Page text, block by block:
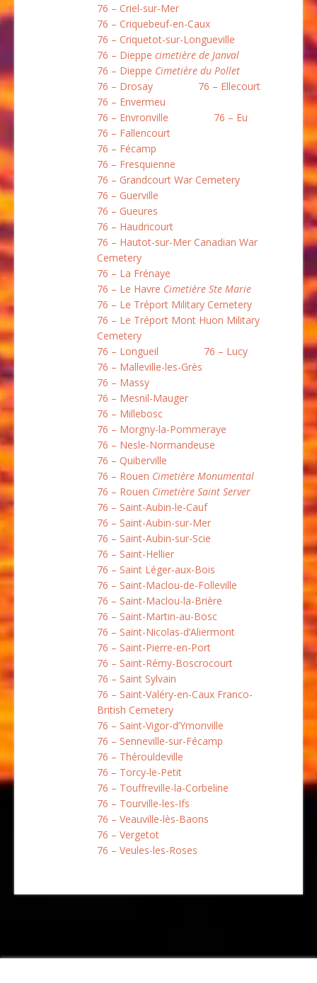
76 – Criel-sur-Mer
76 – Criquebeuf-en-Caux
76 – Criquetot-sur-Longueville
76 – Dieppe cimetière de Janval
76 – Dieppe Cimetière du Pollet
76 – Drosay
76 – Ellecourt
76 – Envermeu
76 – Envronville
76 – Eu
76 – Fallencourt
76 – Fécamp
76 – Fresquienne
76 – Grandcourt War Cemetery
76 – Guerville
76 – Gueures
76 – Haudricourt
76 – Hautot-sur-Mer Canadian War
Cemetery
76 – La Frénaye
76 – Le Havre Cimetière Ste Marie
76 – Le Tréport Military Cemetery
76 – Le Tréport Mont Huon Military
Cemetery
76 – Longueil
76 – Lucy
76 – Malleville-les-Grès
76 – Massy
76 – Mesnil-Mauger
76 – Millebosc
76 – Morgny-la-Pommeraye
76 – Nesle-Normandeuse
76 – Quiberville
76 – Rouen Cimetière Monumental
76 – Rouen Cimetière Saint Server
76 – Saint-Aubin-le-Cauf
76 – Saint-Aubin-sur-Mer
76 – Saint-Aubin-sur-Scie
76 – Saint-Hellier
76 – Saint Léger-aux-Bois
76 – Saint-Maclou-de-Folleville
76 – Saint-Maclou-la-Brière
76 – Saint-Martin-au-Bosc
76 – Saint-Nicolas-d’Aliermont
76 – Saint-Pierre-en-Port
76 – Saint-Rémy-Boscrocourt
76 – Saint Sylvain
76 – Saint-Valéry-en-Caux Franco-
British Cemetery
76 – Saint-Vigor-d’Ymonville
76 – Senneville-sur-Fécamp
76 – Thérouldeville
76 – Torcy-le-Petit
76 – Touffreville-la-Corbeline
76 – Tourville-les-Ifs
76 – Veauville-lès-Baons
76 – Vergetot
76 – Veules-les-Roses